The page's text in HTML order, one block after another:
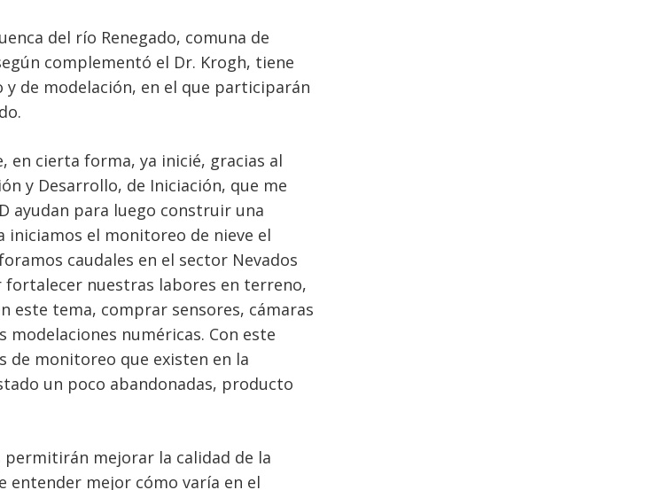
del río Renegado, comuna de
complementó el Dr. Krogh, tiene
de modelación, en el que participarán
en cierta forma, ya inicié, gracias al
y Desarrollo, de Iniciación, que me
ayudan para luego construir una
el monitoreo de nieve el
caudales en el sector Nevados
fortalecer nuestras labores en terreno,
este tema, comprar sensores, cámaras
numéricas. Con este
de monitoreo que existen en la
un poco abandonadas, producto
permitirán mejorar la calidad de la
entender mejor cómo varía en el